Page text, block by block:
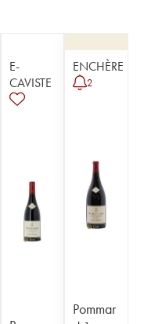
E-
CAVISTE
ENCHÈRE
2
Pommar